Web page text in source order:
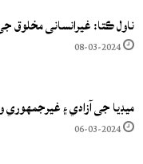
ناول ڪتا: غيرانساني مخلوق
08-03-2024
ميڊيا جي آزادي ۽ غيرجمھوري
06-03-2024